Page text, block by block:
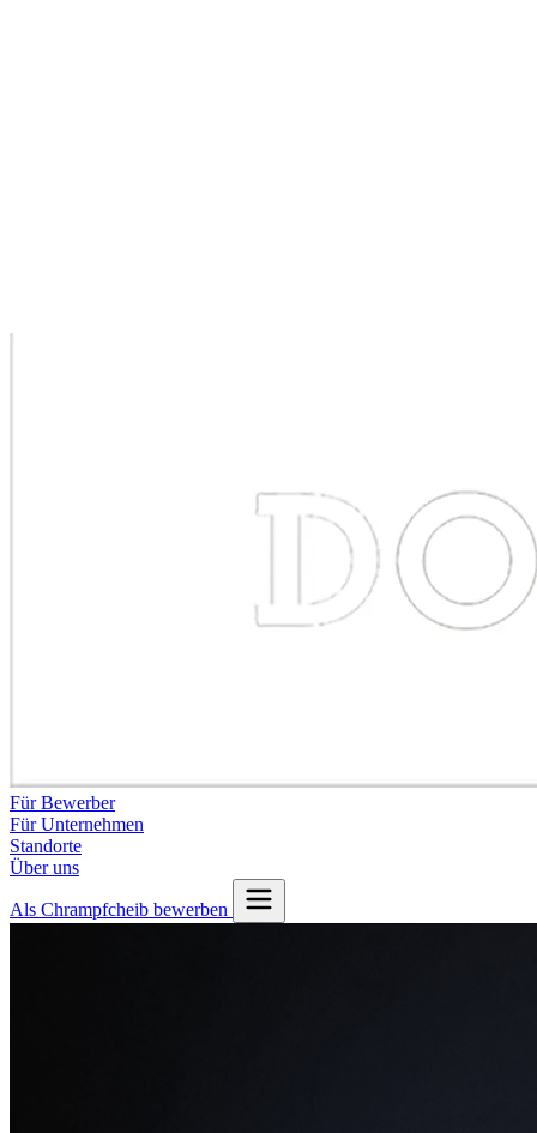
Für Bewerber
Für Unternehmen
Standorte
Über uns
Als Chrampfcheib bewerben